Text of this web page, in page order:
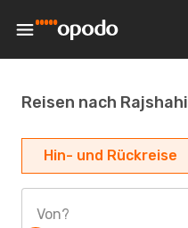
Reisen nach Rajshahi
Hin- und Rückreise
Von?